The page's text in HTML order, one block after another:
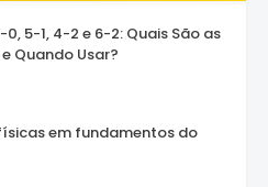
0, 5-1, 4-2 e 6-2: Quais São as
Quando Usar?
em fundamentos do